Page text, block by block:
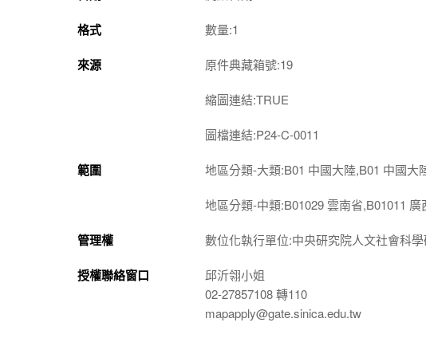
格式 數量:1
來源 原件典藏箱號:19
縮圖連結:TRUE
圖檔連結:P24-C-0011
範圍 地區分類-大類:B01 中國大陸,B01 中國大
地區分類-中類:B01029 雲南省,B01011 廣
管理權 數位化執行單位:中央研究院人文社會科
授權聯絡窗口
邱沂翎小姐
02-27857108 轉110
mapapply@gate.sinica.edu.tw